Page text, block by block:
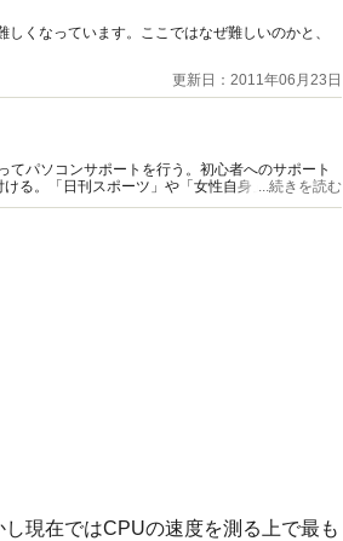
くなっています。ここではなぜ難しいのかと、
更新日：2011年06月23日
パソコンサポートを行う。初心者へのサポート
る。「日刊スポーツ」や「女性自身」などで、パ
...続きを読む
現在ではCPUの速度を測る上で最も